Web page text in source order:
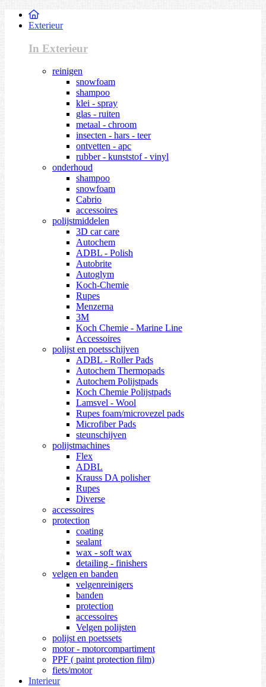
Exterieur
In Exterieur
reinigen
snowfoam
shampoo
klei - spray
glas - ruiten
metaal - chroom
insecten - hars - teer
ontvetten - apc
rubber - kunststof - vinyl
onderhoud
shampoo
snowfoam
Cabrio
accessoires
polijstmiddelen
3D car care
Autochem
ADBL - Polish
Autobrite
Autoglym
Koch-Chemie
Rupes
Menzerna
3M
Koch Chemie - Marine Line
Accessoires
polijst en poetsschijven
ADBL - Roller Pads
Autochem Thermopads
Autochem Polijstpads
Koch Chemie Polijstpads
Lamsvel - Wool
Rupes foam/microvezel pads
Microfiber Pads
steunschijven
polijstmachines
Flex
ADBL
Krauss DA polisher
Rupes
Diverse
accessoires
protection
coating
sealant
wax - soft wax
detailing - finishers
velgen en banden
velgenreinigers
banden
protection
accessoires
Velgen polijsten
polijst en poetssets
motor - motorcompartiment
PPF ( paint protection film)
fiets/motor
Interieur